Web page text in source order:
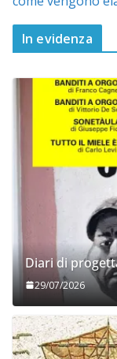
In evidenza
Diari di
29/07/2026